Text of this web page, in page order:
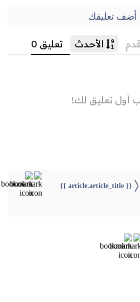
أضف تعليقك
{{ article.article_title }}